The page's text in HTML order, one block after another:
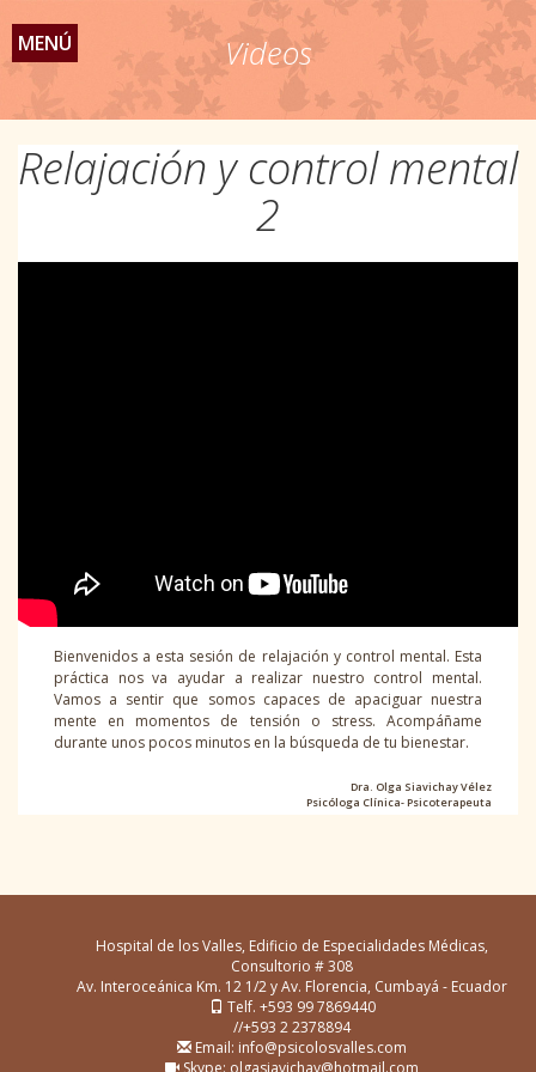
MENÚ Videos
Relajación y control mental
2
Bienvenidos a esta sesión de relajación y control mental. Esta
práctica nos va ayudar a realizar nuestro control mental.
Vamos a sentir que somos capaces de apaciguar nuestra
mente en momentos de tensión o stress. Acompáñame
durante unos pocos minutos en la búsqueda de tu bienestar.
Dra. Olga Siavichay Vélez
Psicóloga Clínica- Psicoterapeuta
Hospital de los Valles, Edificio de Especialidades Médicas,
Consultorio # 308
Av. Interoceánica Km. 12 1/2 y Av. Florencia, Cumbayá - Ecuador
Telf. +593 99 7869440
//+593 2 2378894
Email: info@psicolosvalles.com
Skype: olgasiavichay@hotmail.com